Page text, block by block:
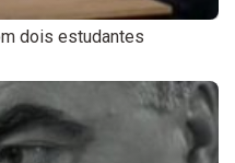
dois estudantes